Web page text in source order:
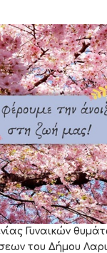
Γυναικών
του Δήμου